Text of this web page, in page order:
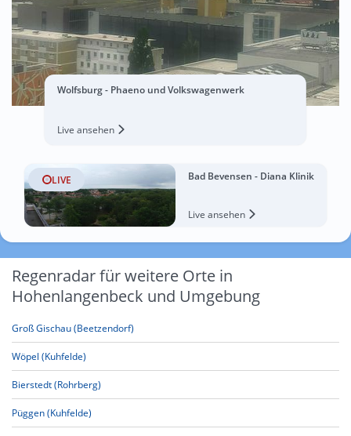
Wolfsburg - Phaeno und Volkswagenwerk
Live ansehen
LIVE Bad Bevensen - Diana Klinik
Live ansehen
Regenradar für weitere Orte in
Hohenlangenbeck und Umgebung
Groß Gischau (Beetzendorf)
Wöpel (Kuhfelde)
Bierstedt (Rohrberg)
Püggen (Kuhfelde)